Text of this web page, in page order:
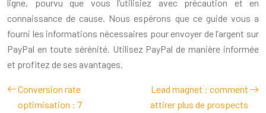
ligne, pourvu que vous l’utilisiez avec précaution et en
connaissance de cause. Nous espérons que ce guide vous a
fourni les informations nécessaires pour envoyer de l’argent sur
PayPal en toute sérénité. Utilisez PayPal de manière informée
et profitez de ses avantages.
Conversion rate
optimisation : 7
Lead magnet : comment
attirer plus de prospects